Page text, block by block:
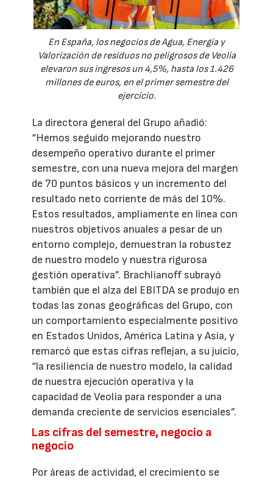
En España, los negocios de Agua, Energía y
Valorización de residuos no peligrosos de Veolia
elevaron sus ingresos un 4,5%, hasta los 1.426
millones de euros, en el primer semestre del
ejercicio.
La directora general del Grupo añadió:
“Hemos seguido mejorando nuestro
desempeño operativo durante el primer
semestre, con una nueva mejora del margen
de 70 puntos básicos y un incremento del
resultado neto corriente de más del 10%.
Estos resultados, ampliamente en línea con
nuestros objetivos anuales a pesar de un
entorno complejo, demuestran la robustez
de nuestro modelo y nuestra rigurosa
gestión operativa”. Brachlianoff subrayó
también que el alza del EBITDA se produjo en
todas las zonas geográficas del Grupo, con
un comportamiento especialmente positivo
en Estados Unidos, América Latina y Asia, y
remarcó que estas cifras reflejan, a su juicio,
“la resiliencia de nuestro modelo, la calidad
de nuestra ejecución operativa y la
capacidad de Veolia para responder a una
demanda creciente de servicios esenciales”.
Las cifras del semestre, negocio a
negocio
Por áreas de actividad, el crecimiento se